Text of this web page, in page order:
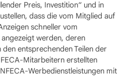
Preis, Investition“ und in
dass die vom Mitglied auf
schneller vom
werden, deren
den entsprechenden Teilen der
Mitarbeitern erstellten
Werbedienstleistungen mit